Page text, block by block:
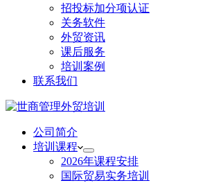
招投标加分项认证
关务软件
外贸资讯
课后服务
培训案例
联系我们
公司简介
培训课程
2026年课程安排
国际贸易实务培训